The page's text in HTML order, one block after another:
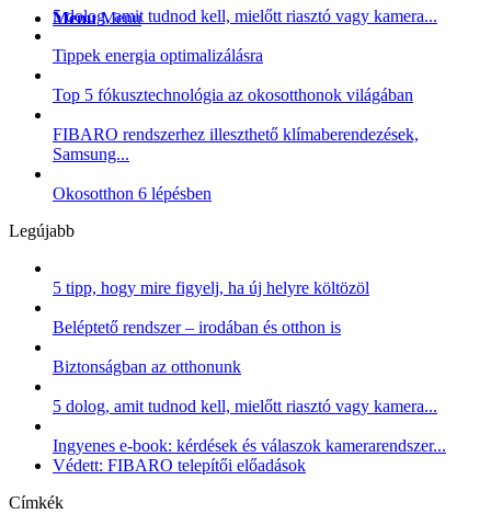
Menu Menu
5 dolog, amit tudnod kell, mielőtt riasztó vagy kamera...
Tippek energia optimalizálásra
Top 5 fókusztechnológia az okosotthonok világában
FIBARO rendszerhez illeszthető klímaberendezések,
Samsung...
Okosotthon 6 lépésben
Legújabb
5 tipp, hogy mire figyelj, ha új helyre költözöl
Beléptető rendszer – irodában és otthon is
Biztonságban az otthonunk
5 dolog, amit tudnod kell, mielőtt riasztó vagy kamera...
Ingyenes e-book: kérdések és válaszok kamerarendszer...
Védett: FIBARO telepítői előadások
Címkék